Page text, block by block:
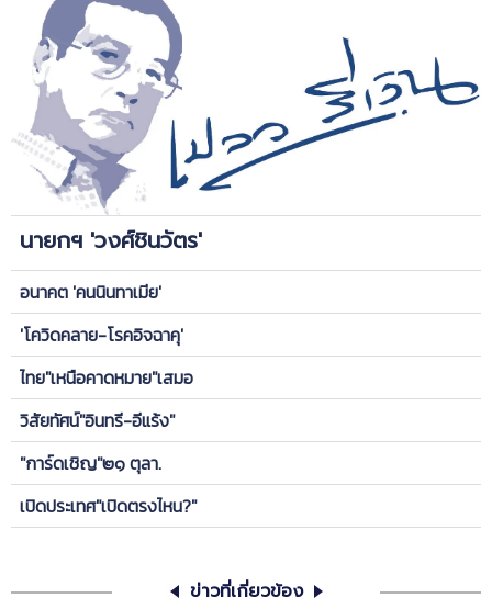
นายกฯ 'วงศ์ชินวัตร'
อนาคต 'คนนินทาเมีย'
'โควิดคลาย-โรคอิจฉาคุ'
ไทย"เหนือคาดหมาย"เสมอ
วิสัยทัศน์"อินทรี-อีแร้ง"
"การ์ดเชิญ"๒๑ ตุลา.
เปิดประเทศ"เปิดตรงไหน?"
ข่าวที่เกี่ยวข้อง